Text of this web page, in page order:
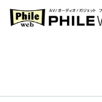
PHILE WEB｜AV/オ